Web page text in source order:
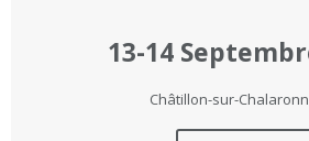
13-14
Châtillon-sur-